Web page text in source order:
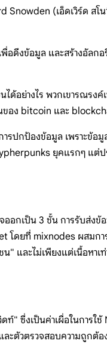
(เอ็ดเวิร์ด สโ
พื่อดึงข้อมูล และสร้างอั
ด้อย่างไร พวกเขารณร
ของ bitcoin และ
รปกป้องข้อมูล เพราะข้
ยุคแรกๆ แต่
กเป็น 3 ชั้น การรับส่ง
ดยที่ mixnodes ผสมก
" และไม่เพียงแต่เนื้อห
ซึ่งเป็นค่าเผื่อในการใ
ะตัวตรวจสอบความถูกต้